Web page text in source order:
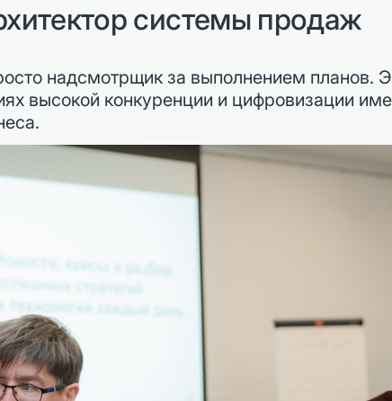
системы продаж
надсмотрщик за выполнением планов.
высокой конкуренции и цифровизации